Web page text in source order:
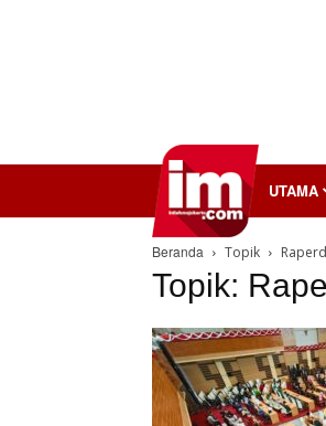
InilahMojokerto UTAMA
Beranda Topik
Topik: